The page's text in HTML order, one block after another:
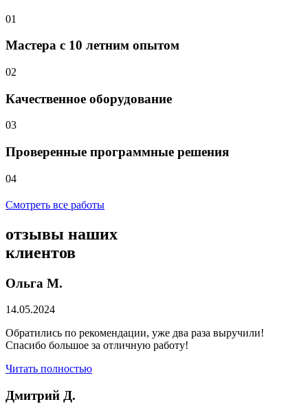
01
Мастера с 10 летним опытом
02
Качественное оборудование
03
Проверенные программные решения
04
Смотреть все работы
отзывы наших
клиентов
Ольга М.
14.05.2024
Обратились по рекомендации, уже два раза выручили!
Спасибо большое за отличную работу!
Читать полностью
Дмитрий Д.